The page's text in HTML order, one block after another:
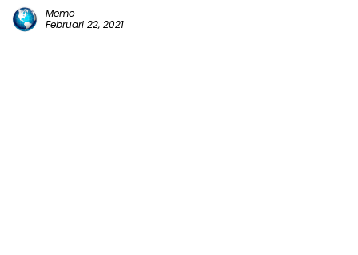
Memo
Februari 22, 2021